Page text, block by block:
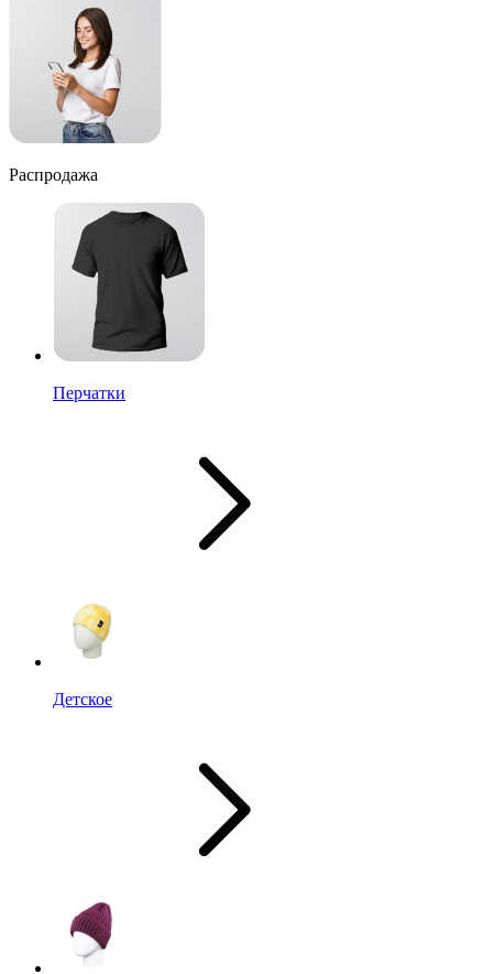
Распродажа
Перчатки
Детское